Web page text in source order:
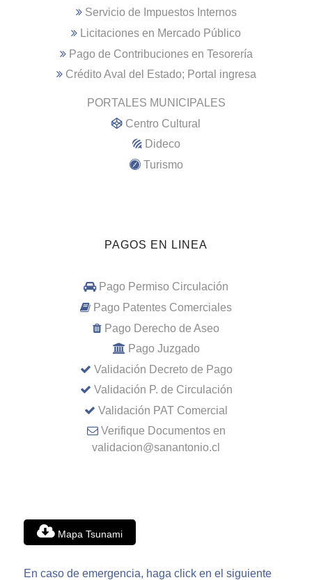
Servicio de Impuestos Internos
Licitaciones en Mercado Público
Pago de Contribuciones en Tesorería
Crédito Aval del Estado; Portal ingresa
PORTALES MUNICIPALES
Centro Cultural
Dideco
Turismo
PAGOS EN LINEA
Pago Permiso Circulación
Pago Patentes Comerciales
Pago Derecho de Aseo
Pago Juzgado
Validación Decreto de Pago
Validación P. de Circulación
Validación PAT Comercial
Verifique Documentos en
validacion@sanantonio.cl
Mapa Tsunami
En caso de emergencia, haga click en el siguiente